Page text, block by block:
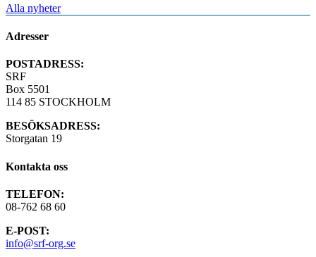
Alla nyheter
Adresser
POSTADRESS:
SRF
Box 5501
114 85 STOCKHOLM
BESÖKSADRESS:
Storgatan 19
Kontakta oss
TELEFON:
08-762 68 60
E-POST:
info@srf-org.se